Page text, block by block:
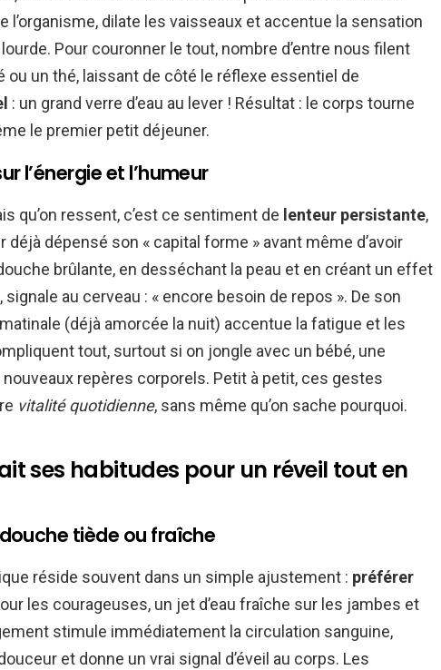
l’organisme, dilate les vaisseaux et accentue la sensation
Pour couronner le tout, nombre d’entre nous filent
ou un thé, laissant de côté le réflexe essentiel de
: un grand verre d’eau au lever ! Résultat : le corps tourne
le premier petit déjeuner.
l’énergie et l’humeur
qu’on ressent, c’est ce sentiment de lenteur persistante,
déjà dépensé son « capital forme » avant même d’avoir
brûlante, en desséchant la peau et en créant un effet
au cerveau : « encore besoin de repos ». De son
(déjà amorcée la nuit) accentue la fatigue et les
tout, surtout si on jongle avec un bébé, une
repères corporels. Petit à petit, ces gestes
vitalité quotidienne, sans même qu’on sache pourquoi.
ses habitudes pour un réveil tout en
tiède ou fraîche
réside souvent dans un simple ajustement : préférer
les courageuses, un jet d’eau fraîche sur les jambes et
stimule immédiatement la circulation sanguine,
et donne un vrai signal d’éveil au corps. Les